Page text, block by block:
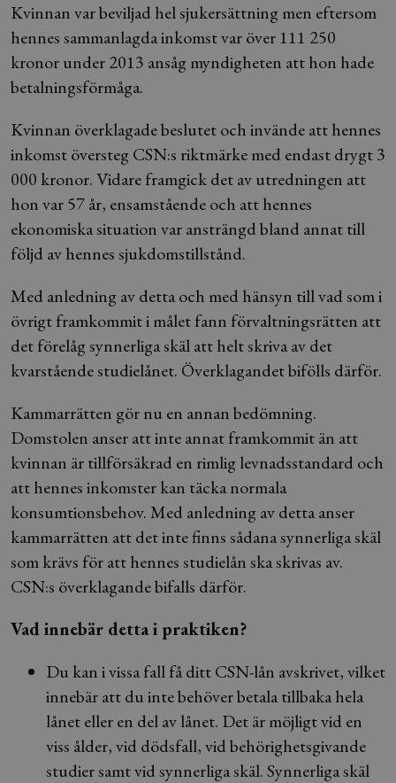
Kvinnan var beviljad hel sjukersättning men eftersom
hennes sammanlagda inkomst var över 111 250
kronor under 2013 ansåg myndigheten att hon hade
betalningsförmåga.
Kvinnan överklagade beslutet och invände att hennes
inkomst översteg CSN:s riktmärke med endast drygt 3
000 kronor. Vidare framgick det av utredningen att
hon var 57 år, ensamstående och att hennes
ekonomiska situation var ansträngd bland annat till
följd av hennes sjukdomstillstånd.
Med anledning av detta och med hänsyn till vad som i
övrigt framkommit i målet fann förvaltningsrätten att
det förelåg synnerliga skäl att helt skriva av det
kvarstående studielånet. Överklagandet bifölls därför.
Kammarrätten gör nu en annan bedömning.
Domstolen anser att inte annat framkommit än att
kvinnan är tillförsäkrad en rimlig levnadsstandard och
att hennes inkomster kan täcka normala
konsumtionsbehov. Med anledning av detta anser
kammarrätten att det inte finns sådana synnerliga skäl
som krävs för att hennes studielån ska skrivas av.
CSN:s överklagande bifalls därför.
Vad innebär detta i praktiken?
Du kan i vissa fall få ditt CSN-lån avskrivet, vilket
innebär att du inte behöver betala tillbaka hela
lånet eller en del av lånet. Det är möjligt vid en
viss ålder, vid dödsfall, vid behörighetsgivande
studier samt vid synnerliga skäl. Synnerliga skäl